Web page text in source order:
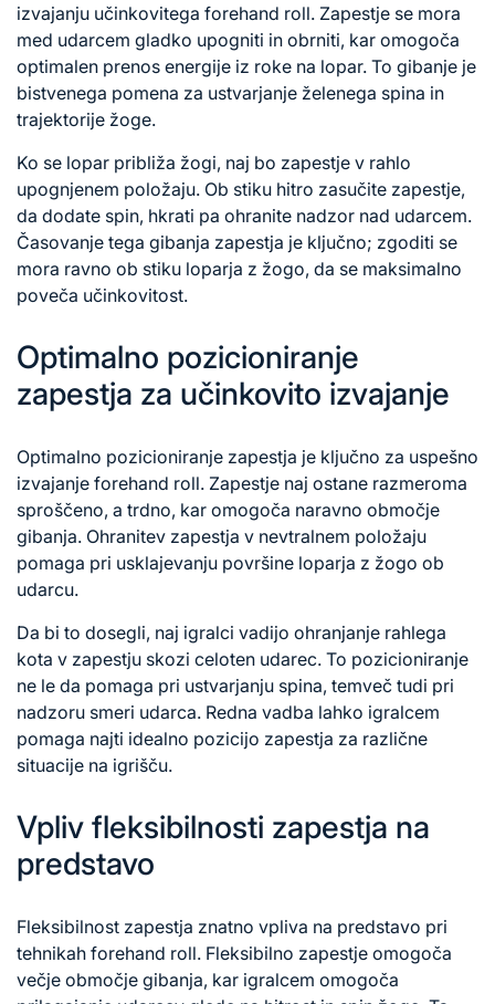
izvajanju učinkovitega forehand roll. Zapestje se mora
med udarcem gladko upogniti in obrniti, kar omogoča
optimalen prenos energije iz roke na lopar. To gibanje je
bistvenega pomena za ustvarjanje želenega spina in
trajektorije žoge.
Ko se lopar približa žogi, naj bo zapestje v rahlo
upognjenem položaju. Ob stiku hitro zasučite zapestje,
da dodate spin, hkrati pa ohranite nadzor nad udarcem.
Časovanje tega gibanja zapestja je ključno; zgoditi se
mora ravno ob stiku loparja z žogo, da se maksimalno
poveča učinkovitost.
Optimalno pozicioniranje
zapestja za učinkovito izvajanje
Optimalno pozicioniranje zapestja je ključno za uspešno
izvajanje forehand roll. Zapestje naj ostane razmeroma
sproščeno, a trdno, kar omogoča naravno območje
gibanja. Ohranitev zapestja v nevtralnem položaju
pomaga pri usklajevanju površine loparja z žogo ob
udarcu.
Da bi to dosegli, naj igralci vadijo ohranjanje rahlega
kota v zapestju skozi celoten udarec. To pozicioniranje
ne le da pomaga pri ustvarjanju spina, temveč tudi pri
nadzoru smeri udarca. Redna vadba lahko igralcem
pomaga najti idealno pozicijo zapestja za različne
situacije na igrišču.
Vpliv fleksibilnosti zapestja na
predstavo
Fleksibilnost zapestja znatno vpliva na predstavo pri
tehnikah forehand roll. Fleksibilno zapestje omogoča
večje območje gibanja, kar igralcem omogoča